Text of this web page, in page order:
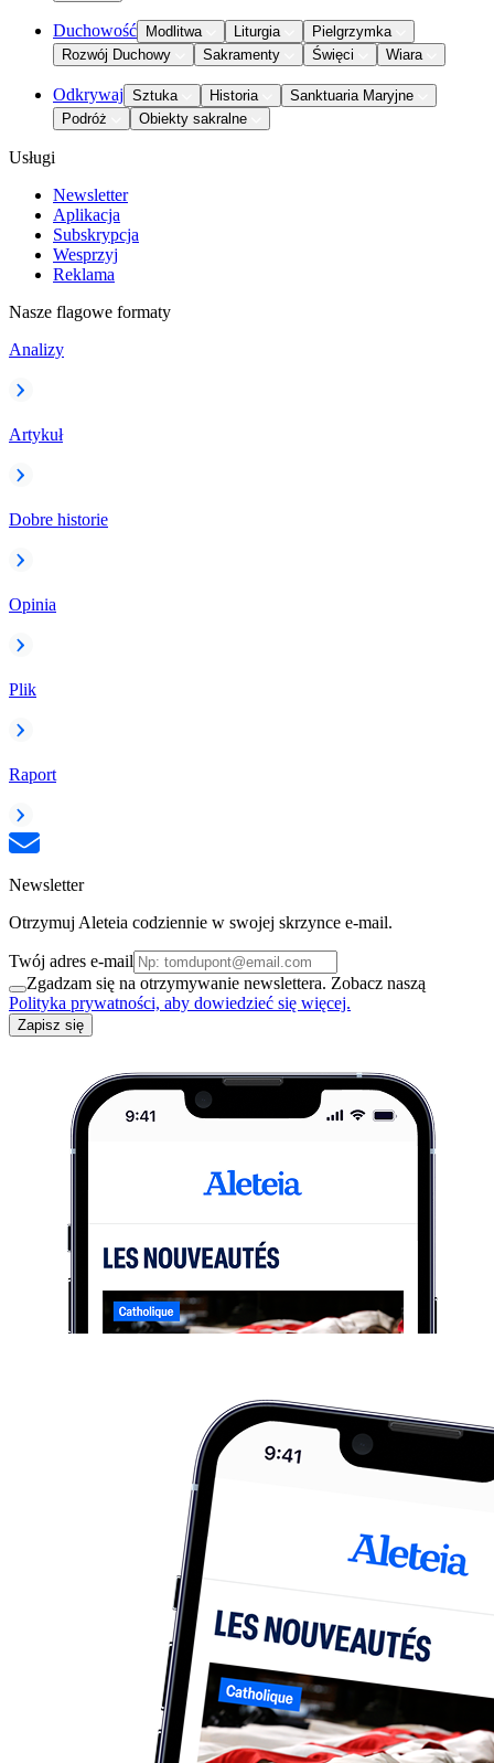
Duchowość Modlitwa Liturgia
Pielgrzymka
Rozwój Duchowy
Sakramenty Święci Wiara
Odkrywaj Sztuka Historia
Sanktuaria Maryjne
Podróż
Obiekty sakralne
Usługi
Newsletter
Aplikacja
Subskrypcja
Wesprzyj
Reklama
Nasze flagowe formaty
Analizy
Artykuł
Dobre historie
Opinia
Plik
Raport
Newsletter
Otrzymuj Aleteia codziennie w swojej skrzynce e-mail.
Twój adres e-mail
Zgadzam się na otrzymywanie newslettera. Zobacz naszą
Polityka prywatności, aby dowiedzieć się więcej.
Zapisz się